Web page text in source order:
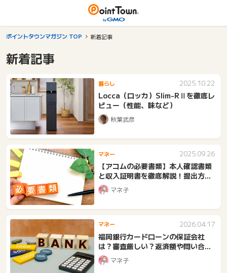
ポイントタウンマガジン TOP 新着記事
新着記事
暮らし 2025.10.22
Locca（ロッカ）Slim-RⅡを徹底レ
ビュー（性能、味など）
秋葉武彦
マネー 2025.09.26
【アコムの必要書類】本人確認書類
と収入証明書を徹底解説！提出方法
と注意点も紹介
マネ子
マネー 2026.04.17
福岡銀行カードローンの保証会社
は？審査厳しい？返済額や問い合わ
せ先、在籍確認など
マネ子